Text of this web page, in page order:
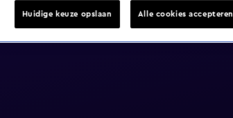
Huidige keuze opslaan Alle cookies accepteren